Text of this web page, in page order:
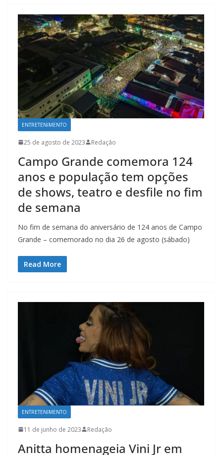
ENTRETENIMENTO
25 de agosto de 2023 Redação
Campo Grande comemora 124
anos e população tem opções
de shows, teatro e desfile no fim
de semana
No fim de semana do aniversário de 124 anos de Campo
Grande – comemorado no dia 26 de agosto (sábado)
Read More
ENTRETENIMENTO
11 de junho de 2023 Redação
Anitta homenageia Vini Jr em